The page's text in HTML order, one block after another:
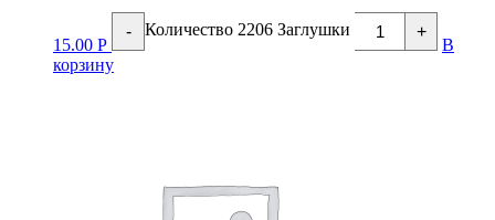
15.00 Р
- Количество 2206 Заглушки +
В
корзину